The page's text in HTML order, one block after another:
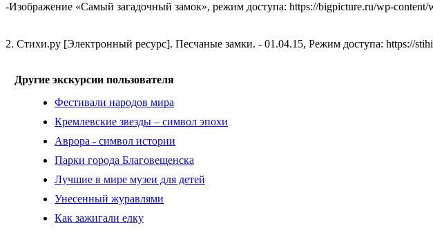
-Изображение «Самый загадочный замок», режим доступа: https://bigpicture.ru/wp-content/
2. Стихи.ру [Электронный ресурс]. Песчаные замки. - 01.04.15, Режим доступа: https://
Другие экскурсии пользователя
Фестивали народов мира
Кремлевские звезды – символ эпохи
Аврора - символ истории
Парки города Благовещенска
Лучшие в мире музеи для детей
Унесенный журавлями
Как зажигали елку